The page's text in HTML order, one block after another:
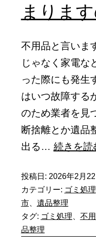
まりま
不用品と言いま
じゃなく家電な
った際にも発生
はいつ故障する
のため業者を見
断捨離とか遺品
出る… 続きを読
投稿日: 2026年2月22
カテゴリー: ゴミ処理
市、 遺品整理
タグ: ゴミ処理 不
品整理